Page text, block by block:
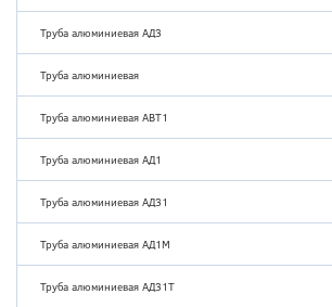
Труба алюминиевая АД3
Труба алюминиевая
Труба алюминиевая АВТ1
Труба алюминиевая АД1
Труба алюминиевая АД31
Труба алюминиевая АД1М
Труба алюминиевая АД31Т